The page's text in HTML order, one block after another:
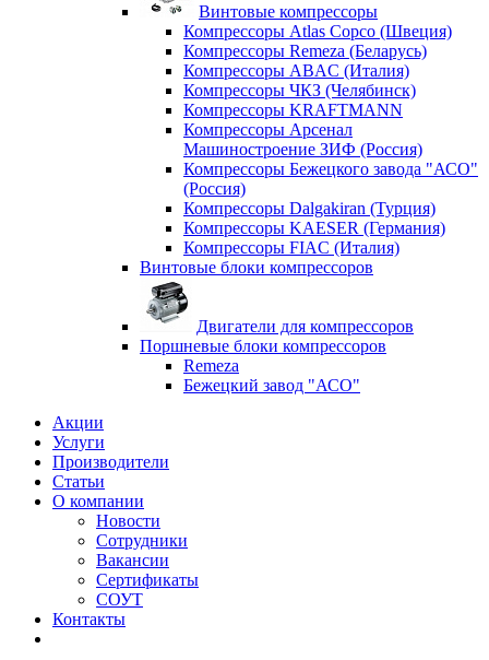
Винтовые компрессоры
Компрессоры Atlas Copco (Швеция)
Компрессоры Remeza (Беларусь)
Компрессоры ABAC (Италия)
Компрессоры ЧКЗ (Челябинск)
Компрессоры KRAFTMANN
Компрессоры Арсенал
Машиностроение ЗИФ (Россия)
Компрессоры Бежецкого завода "АСО"
(Россия)
Компрессоры Dalgakiran (Турция)
Компрессоры KAESER (Германия)
Компрессоры FIAC (Италия)
Винтовые блоки компрессоров
Двигатели для компрессоров
Поршневые блоки компрессоров
Remeza
Бежецкий завод "АСО"
Акции
Услуги
Производители
Статьи
О компании
Новости
Сотрудники
Вакансии
Сертификаты
СОУТ
Контакты